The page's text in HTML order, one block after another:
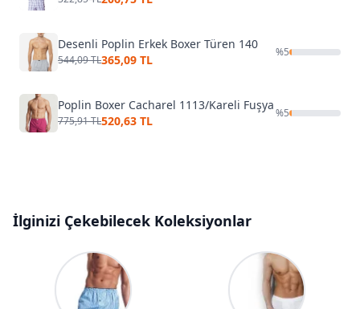
Desenli Poplin Erkek Boxer Türen 140
544,09 TL365,09 TL
%5
Poplin Boxer Cacharel 1113/Kareli Fuşya
775,91 TL520,63 TL
%5
İlginizi Çekebilecek Koleksiyonlar